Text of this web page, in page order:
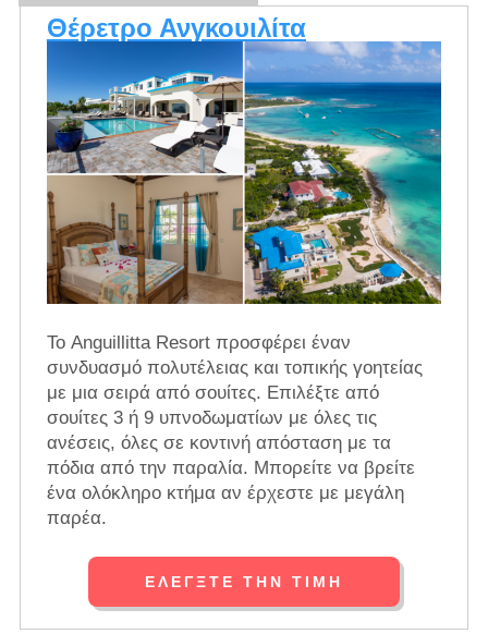
Θέρετρο Ανγκουιλίτα
Το Anguillitta Resort προσφέρει έναν
συνδυασμό πολυτέλειας και τοπικής γοητείας
με μια σειρά από σουίτες. Επιλέξτε από
σουίτες 3 ή 9 υπνοδωματίων με όλες τις
ανέσεις, όλες σε κοντινή απόσταση με τα
πόδια από την παραλία. Μπορείτε να βρείτε
ένα ολόκληρο κτήμα αν έρχεστε με μεγάλη
παρέα.
ΕΛΈΓΞΤΕ ΤΗΝ ΤΙΜΉ